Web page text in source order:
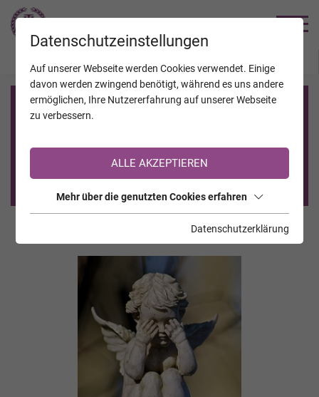
Registrierung auf TrauerHilfe.it
Sie sind noch nicht auf TrauerHilfe.it registriert?
>> zur kostenlosen Registrierung <<
Datenschutzeinstellungen
Auf unserer Webseite werden Cookies verwendet. Einige
davon werden zwingend benötigt, während es uns andere
ermöglichen, Ihre Nutzererfahrung auf unserer Webseite
zu verbessern.
ALLE AKZEPTIEREN
Mehr über die genutzten Cookies erfahren
Datenschutzerklärung
JAHRESTAGE KALENDER VERSTORBENE